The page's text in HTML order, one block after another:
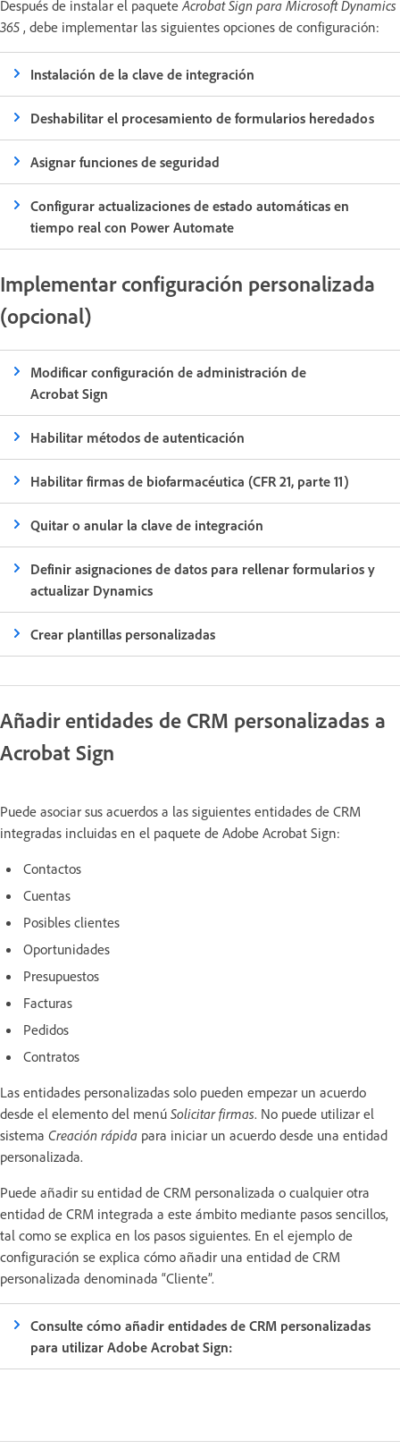
Después de instalar el paquete Acrobat Sign para Microsoft Dynamics
365 , debe implementar las siguientes opciones de configuración:
Instalación de la clave de integración
Deshabilitar el procesamiento de formularios heredados
Asignar funciones de seguridad
Configurar actualizaciones de estado automáticas en
tiempo real con Power Automate
Implementar configuración personalizada
(opcional)
Modificar configuración de administración de
Acrobat Sign
Habilitar métodos de autenticación
Habilitar firmas de biofarmacéutica (CFR 21, parte 11)
Quitar o anular la clave de integración
Definir asignaciones de datos para rellenar formularios y
actualizar Dynamics
Crear plantillas personalizadas
Añadir entidades de CRM personalizadas a
Acrobat Sign
Puede asociar sus acuerdos a las siguientes entidades de CRM
integradas incluidas en el paquete de Adobe Acrobat Sign:
Contactos
Cuentas
Posibles clientes
Oportunidades
Presupuestos
Facturas
Pedidos
Contratos
Las entidades personalizadas solo pueden empezar un acuerdo
desde el elemento del menú Solicitar firmas. No puede utilizar el
sistema Creación rápida para iniciar un acuerdo desde una entidad
personalizada.
Puede añadir su entidad de CRM personalizada o cualquier otra
entidad de CRM integrada a este ámbito mediante pasos sencillos,
tal como se explica en los pasos siguientes. En el ejemplo de
configuración se explica cómo añadir una entidad de CRM
personalizada denominada “Cliente”.
Consulte cómo añadir entidades de CRM personalizadas
para utilizar Adobe Acrobat Sign: